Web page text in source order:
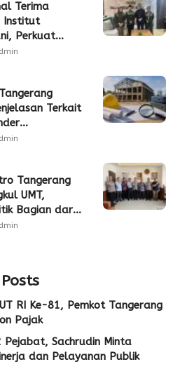
Terima
Institut
Perkuat
SDM Kota
Terkait
Eks Pabrik
Tangerang
UMT,
Bagian dari
RI Ke-81, Pemkot Tangerang
Pajak
Pejabat, Sachrudin Minta
dan Pelayanan Publik